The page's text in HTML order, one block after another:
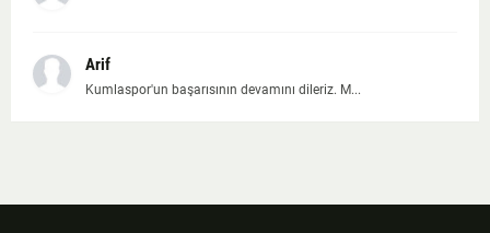
Arif
Kumlaspor'un başarısının devamını dileriz. M...